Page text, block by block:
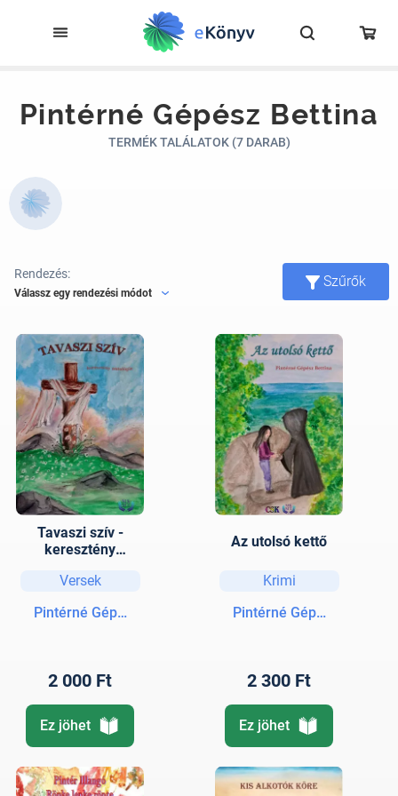
Pintérné Gépész Bettina
TERMÉK TALÁLATOK (7 DARAB)
Rendezés:
Válassz egy rendezési módot
Szűrők
Tavaszi szív -
keresztény
Versek
Pintérné Gépész Bettina
2 000 Ft
Ez jöhet
Az utolsó kettő
Krimi
Pintérné Gépész Bettina
2 300 Ft
Ez jöhet